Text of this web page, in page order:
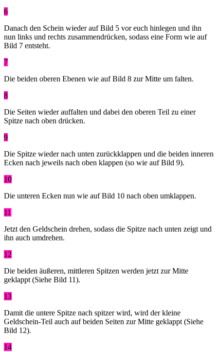
6
Danach den Schein wieder auf Bild 5 vor euch hinlegen und ihn
nun links und rechts zusammendrücken, sodass eine Form wie auf
Bild 7 entsteht.
7
Die beiden oberen Ebenen wie auf Bild 8 zur Mitte um falten.
8
Die Seiten wieder auffalten und dabei den oberen Teil zu einer
Spitze nach oben drücken.
9
Die Spitze wieder nach unten zurückklappen und die beiden inneren
Ecken nach jeweils nach oben klappen (so wie auf Bild 9).
10
Die unteren Ecken nun wie auf Bild 10 nach oben umklappen.
11
Jetzt den Geldschein drehen, sodass die Spitze nach unten zeigt und
ihn auch umdrehen.
12
Die beiden äußeren, mittleren Spitzen werden jetzt zur Mitte
geklappt (Siehe Bild 11).
13
Damit die untere Spitze nach spitzer wird, wird der kleine
Geldschein-Teil auch auf beiden Seiten zur Mitte geklappt (Siehe
Bild 12).
14